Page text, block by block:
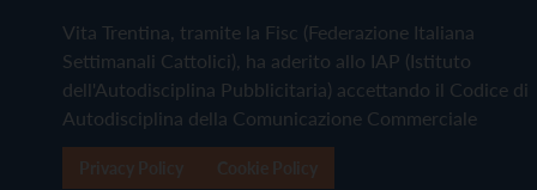
Vita Trentina, tramite la Fisc (Federazione Italiana
Settimanali Cattolici), ha aderito allo IAP (Istituto
dell'Autodisciplina Pubblicitaria) accettando il Codice di
Autodisciplina della Comunicazione Commerciale